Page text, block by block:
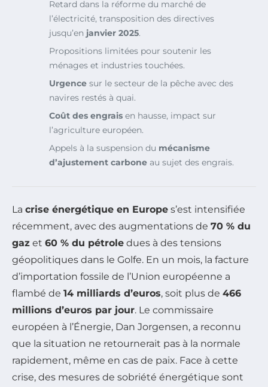
Retard dans la réforme du marché de
l’électricité, transposition des directives
jusqu’en janvier 2025.
Propositions limitées pour soutenir les
ménages et industries touchées.
Urgence sur le secteur de la pêche avec des
navires restés à quai.
Coût des engrais en hausse, impact sur
l’agriculture européen.
Appels à la suspension du mécanisme
d’ajustement carbone au sujet des engrais.
La crise énergétique en Europe s’est intensifiée
récemment, avec des augmentations de 70 % du
gaz et 60 % du pétrole dues à des tensions
géopolitiques dans le Golfe. En un mois, la facture
d’importation fossile de l’Union européenne a
flambé de 14 milliards d’euros, soit plus de 466
millions d’euros par jour. Le commissaire
européen à l’Énergie, Dan Jorgensen, a reconnu
que la situation ne retournerait pas à la normale
rapidement, même en cas de paix. Face à cette
crise, des mesures de sobriété énergétique sont